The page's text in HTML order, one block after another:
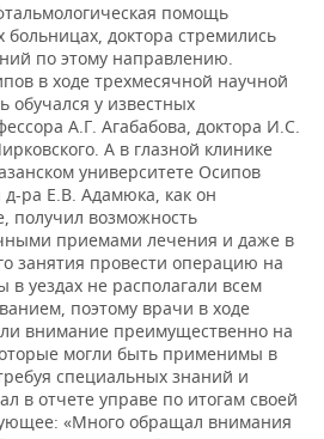
помощь
больницах, доктора стремились
по этому направлению.
в ходе трехмесячной научной
обучался у известных
А.Г. Агабабова, доктора И.С.
А в глазной клинике
университете Осипов
д-ра Е.В. Адамюка, как он
получил возможность
приемами лечения и даже в
занятия провести операцию на
в уездах не располагали всем
поэтому врачи в ходе
внимание преимущественно на
могли быть применимы в
специальных знаний и
в отчете управе по итогам своей
«Много обращал внимания